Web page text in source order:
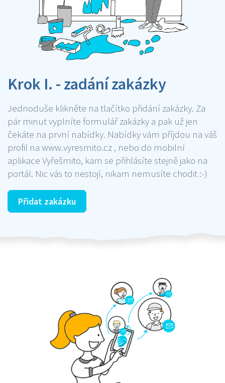
Krok I. - zadání zakázky
Jednoduše klikněte na tlačítko přidání zakázky. Za
pár minut vyplníte formulář zakázky a pak už jen
čekáte na první nabídky. Nabídky vám příjdou na váš
profil na www.vyresmito.cz , nebo do mobilní
aplikace Vyřešmito, kam se přihlásíte stejně jako na
portál. Nic vás to nestojí, nikam nemusíte chodit :-)
Přidat zakázku